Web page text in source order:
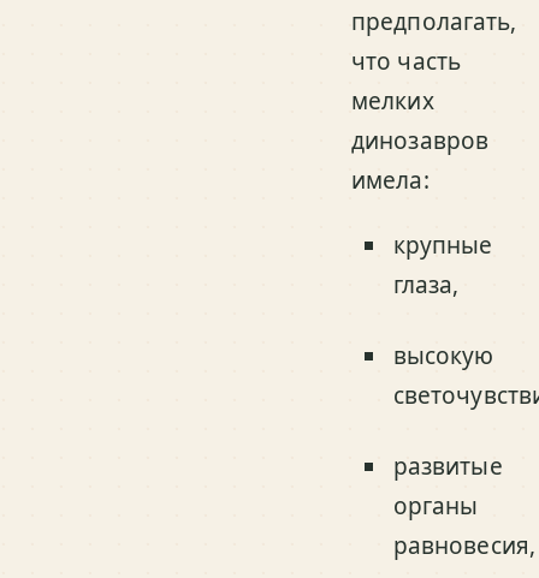
предполагать,
что часть
мелких
динозавров
имела:
крупные
глаза,
высокую
развитые
органы
равновесия,